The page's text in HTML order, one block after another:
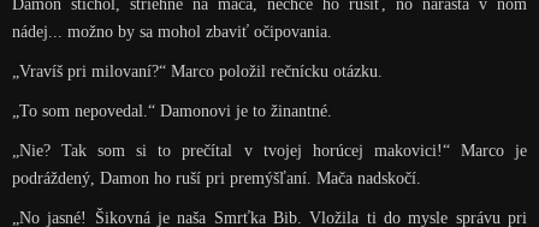
nádej... možno by sa mohol zbaviť očipovania.
„Vravíš pri milovaní?“ Marco položil rečnícku otázku.
„To som nepovedal.“ Damonovi je to žinantné.
„Nie? Tak som si to prečítal v tvojej horúcej makovici!“ Marco je
podráždený, Damon ho ruší pri premýšľaní. Mača nadskočí.
„No jasné! Šikovná je naša Smrťka Bib. Vložila ti do mysle správu pri